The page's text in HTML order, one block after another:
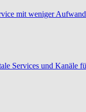
mit weniger
Services und Kanäle